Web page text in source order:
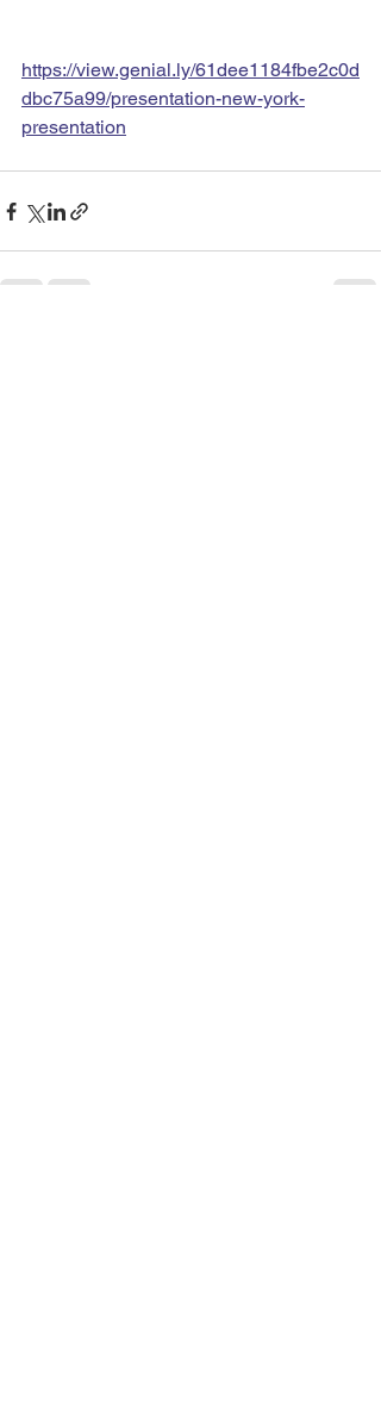
https://view.genial.ly/61dee1184fbe2c0d
dbc75a99/presentation-new-york-
presentation